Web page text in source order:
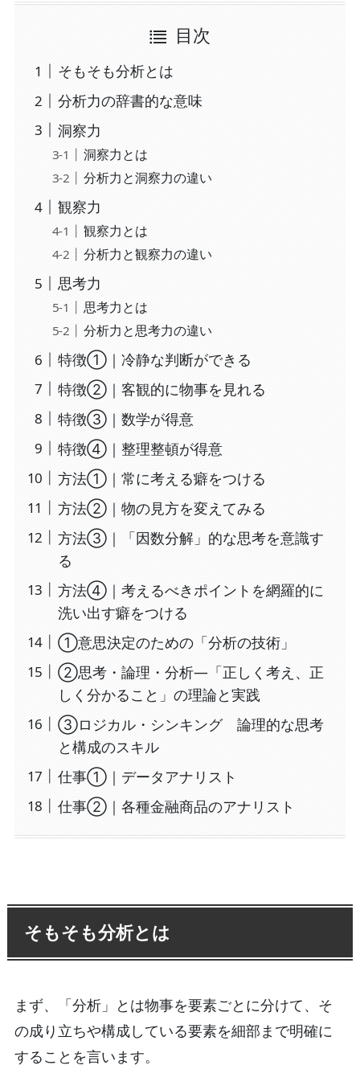
目次
そもそも分析とは
分析力の辞書的な意味
洞察力
洞察力とは
分析力と洞察力の違い
観察力
観察力とは
分析力と観察力の違い
思考力
思考力とは
分析力と思考力の違い
特徴①｜冷静な判断ができる
特徴②｜客観的に物事を見れる
特徴③｜数学が得意
特徴④｜整理整頓が得意
方法①｜常に考える癖をつける
方法②｜物の見方を変えてみる
方法③｜「因数分解」的な思考を意識す
る
方法④｜考えるべきポイントを網羅的に
洗い出す癖をつける
①意思決定のための「分析の技術」
②思考・論理・分析―「正しく考え、正
しく分かること」の理論と実践
③ロジカル・シンキング 論理的な思考
と構成のスキル
仕事①｜データアナリスト
仕事②｜各種金融商品のアナリスト
そもそも分析とは
まず、「分析」とは物事を要素ごとに分けて、そ
の成り立ちや構成している要素を細部まで明確に
することを言います。